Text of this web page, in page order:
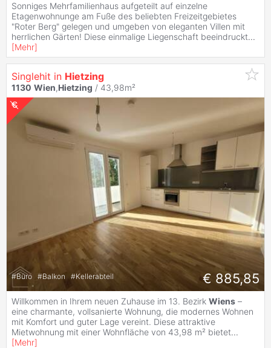
Sonniges Mehrfamilienhaus aufgeteilt auf einzelne
Etagenwohnunge am Fuße des beliebten Freizeitgebietes
"Roter Berg" gelegen und umgeben von eleganten Villen mit
herrlichen Gärten! Diese einmalige Liegenschaft beeindruckt...
[Mehr]
Singlehit in Hietzing
1130 Wien,Hietzing / 43,98m²
#Büro #Balkon #Kellerabteil € 885,85
Willkommen in Ihrem neuen Zuhause im 13. Bezirk Wiens –
eine charmante, vollsanierte Wohnung, die modernes Wohnen
mit Komfort und guter Lage vereint. Diese attraktive
Mietwohnung mit einer Wohnfläche von 43,98 m² bietet...
[Mehr]